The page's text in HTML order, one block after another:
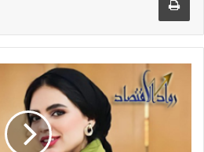
الاقتصاد
تهنئ